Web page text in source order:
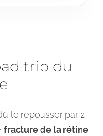
trip du
le repousser par 2
fracture de la rétine.